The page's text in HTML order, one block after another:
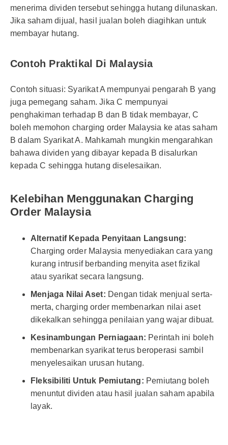
menerima dividen tersebut sehingga hutang dilunaskan.
Jika saham dijual, hasil jualan boleh diagihkan untuk
membayar hutang.
Contoh Praktikal Di Malaysia
Contoh situasi: Syarikat A mempunyai pengarah B yang
juga pemegang saham. Jika C mempunyai
penghakiman terhadap B dan B tidak membayar, C
boleh memohon charging order Malaysia ke atas saham
B dalam Syarikat A. Mahkamah mungkin mengarahkan
bahawa dividen yang dibayar kepada B disalurkan
kepada C sehingga hutang diselesaikan.
Kelebihan Menggunakan Charging
Order Malaysia
Alternatif Kepada Penyitaan Langsung:
Charging order Malaysia menyediakan cara yang
kurang intrusif berbanding menyita aset fizikal
atau syarikat secara langsung.
Menjaga Nilai Aset: Dengan tidak menjual serta-
merta, charging order membenarkan nilai aset
dikekalkan sehingga penilaian yang wajar dibuat.
Kesinambungan Perniagaan: Perintah ini boleh
membenarkan syarikat terus beroperasi sambil
menyelesaikan urusan hutang.
Fleksibiliti Untuk Pemiutang: Pemiutang boleh
menuntut dividen atau hasil jualan saham apabila
layak.